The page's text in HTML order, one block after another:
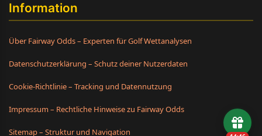
Information
Über Fairway Odds – Experten für Golf Wettanalysen
Datenschutzerklärung – Schutz deiner Nutzerdaten
Cookie-Richtlinie – Tracking und Datennutzung
Impressum – Rechtliche Hinweise zu Fairway Odds
Sitemap – Struktur und Navigation